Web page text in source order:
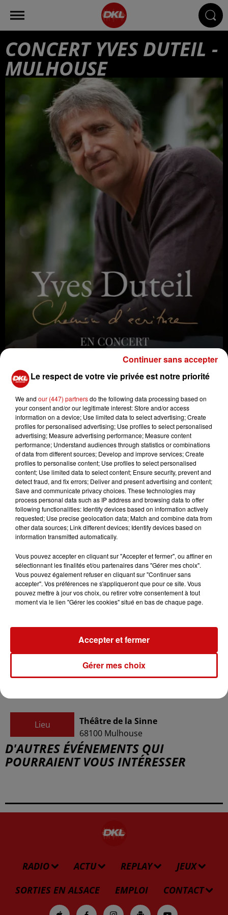
CONCERT YVES DUTEIL -
MULHOUSE
Après 50 ans de carrière, Yves Duteil revient sur scène
avec son spectacle "Chemin d'Écriture". L'artiste à la
plume sensible et à la voix inimitable partagera ses plus
grands succès et ses nouvelles créations dans l'écrin
intimiste du Théâtre de la Sinne. Une soirée d'exception
où la poésie des mots se mêlera à la douceur des
mélodies, pour un moment de partage authentique avec
ce monument de la chanson française.
Ajouter à votre calendrier
Date
du25 octobre 2025 à 20h00
au25 octobre 2025 à 20h01
de 24€ à 43€
Organisateur Music Line Productions
Lieu
Théâtre de la Sinne
68100 Mulhouse
D'AUTRES ÉVÉNEMENTS QUI
POURRAIENT VOUS INTÉRESSER
RADIO ACTU REPLAY
JEUX
SORTIES EN ALSACE
EMPLOI CONTACT
Le respect de votre vie privée est notre priorité
We and our (447) partnersdo the following data processing based on
your consent and/or our legitimate interest: Store and/or access
information on a device; Use limited data to select advertising; Create
profiles for personalised advertising; Use profiles to select personalised
advertising; Measure advertising performance; Measure content
performance; Understand audiences through statistics or combinations
of data from different sources; Develop and improve services; Create
profiles to personalise content; Use profiles to select personalised
content; Use limited data to select content; Ensure security, prevent and
detect fraud, and fix errors; Deliver and present advertising and content;
Save and communicate privacy choices. These technologies may
process personal data such as IP address and browsing data to offer
following functionalities: Identify devices based on information actively
requested; Use precise geolocation data; Match and combine data from
other data sources; Link different devices; Identify devices based on
information transmitted automatically.
Vous pouvez accepter en cliquant sur "Accepter et fermer", ou affiner en
sélectionnant les finalités et/ou partenaires dans "Gérer mes choix".
Vous pouvez également refuser en cliquant sur "Continuer sans
accepter". Vos préférences ne s'appliqueront que pour ce site. Vous
pouvez mettre à jour vos choix, ou retirer votre consentement à tout
moment via le lien "Gérer les cookies" situé en bas de chaque page.
Gérer mes choix
Accepter et fermer
Continuer sans accepter